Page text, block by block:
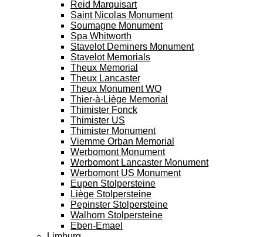
Reid Marquisart
Saint Nicolas Monument
Soumagne Monument
Spa Whitworth
Stavelot Deminers Monument
Stavelot Memorials
Theux Memorial
Theux Lancaster
Theux Monument WO
Thier-à-Liège Memorial
Thimister Fonck
Thimister US
Thimister Monument
Viemme Orban Memorial
Werbomont Monument
Werbomont Lancaster Monument
Werbomont US Monument
Eupen Stolpersteine
Liège Stolpersteine
Pepinster Stolpersteine
Walhorn Stolpersteine
Eben-Emael